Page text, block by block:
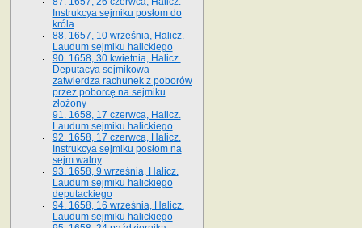
Instrukcya sejmiku posłom do
króla
88. 1657, 10 września, Halicz.
Laudum sejmiku halickiego
90. 1658, 30 kwietnia, Halicz.
Deputacya sejmikowa
zatwierdza rachunek z poborów
przez poborcę na sejmiku
złożony
91. 1658, 17 czerwca, Halicz.
Laudum sejmiku halickiego
92. 1658, 17 czerwca, Halicz.
Instrukcya sejmiku posłom na
sejm walny
93. 1658, 9 września, Halicz.
Laudum sejmiku halickiego
deputackiego
94. 1658, 16 września, Halicz.
Laudum sejmiku halickiego